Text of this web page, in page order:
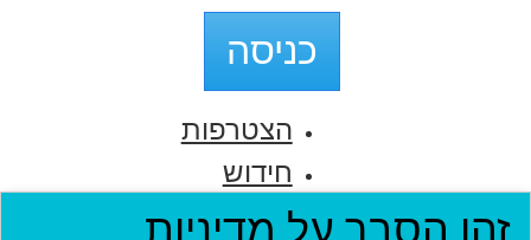
כניסה
הצטרפות
חידוש
סיסמה
זהו הסבר על מדיניות